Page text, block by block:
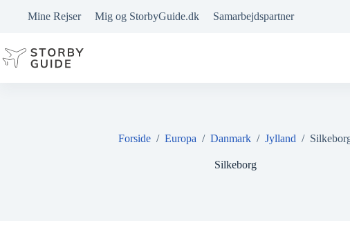
Mine Rejser Mig og StorbyGuide.dk Samarbejdspartner
Forside / Europa / Danmark / Jylland /
Silkeborg